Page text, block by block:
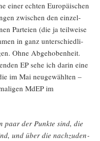
einer ech­ten Euro­päi­schen
zwi­schen den ein­zel­
Par­tei­en (die ja teil­wei­se
in ganz unter­schied­li­
Ohne Abge­ho­ben­heit.
EP sehe ich dar­in eine
im Mai neu­ge­wähl­ten –
MdEP im
paar der Punk­te sind, die
und über die nach­zu­den­